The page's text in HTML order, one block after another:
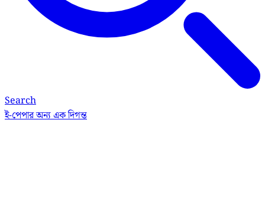
Search
ই-পেপারঅন্য এক দিগন্ত